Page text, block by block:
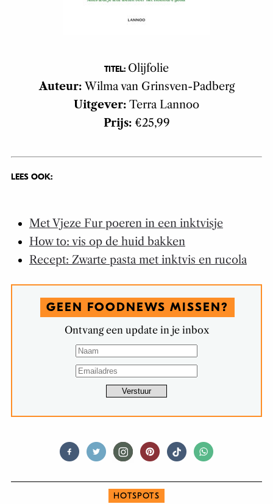
TITEL: Olijfolie
Auteur:Wilma van Grinsven-Padberg
Uitgever: Terra Lannoo
Prijs: €25,99
LEES OOK:
Met Vjeze Fur poeren in een inktvisje
How to: vis op de huid bakken
Recept: Zwarte pasta met inktvis en rucola
GEEN FOODNEWS MISSEN?
Ontvang een update in je inbox
HOTSPOTS